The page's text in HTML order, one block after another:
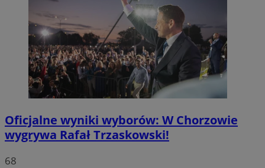
Oficjalne wyniki wyborów: W Chorzowie
wygrywa Rafał Trzaskowski!
68